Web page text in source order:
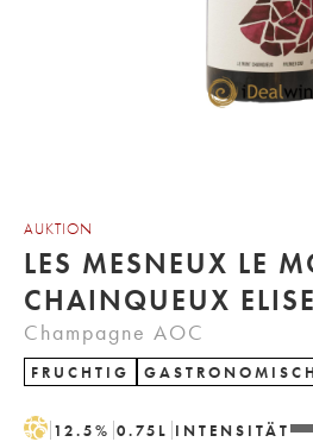
AUKTION
LES MESNEUX LE
CHAINQUEUX
Champagne AOC
FRUCHTIG
H 12.5% 0.75 L INTENSITÄT